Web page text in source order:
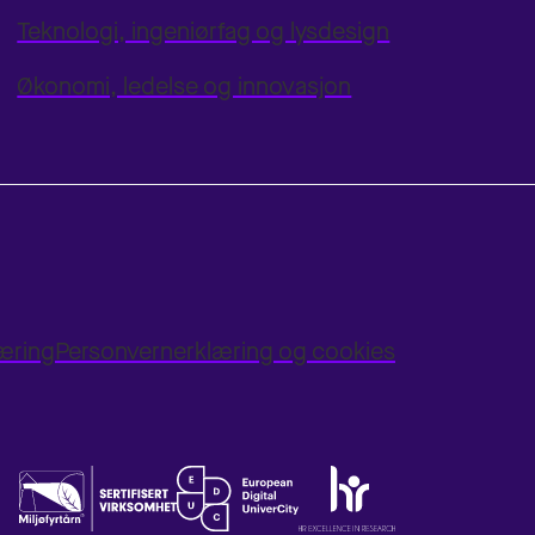
Teknologi, ingeniørfag og lysdesign
Økonomi, ledelse og innovasjon
Personvernerklæring og cookies